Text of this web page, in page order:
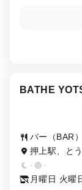
BATHE
バー（BAR）
押上駅、と
-
-